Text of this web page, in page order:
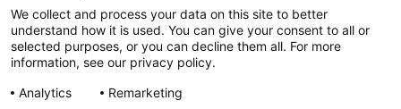
Blue Label
Toermalijnstraat 7, 1812 RL Alkmaar
We collect and process your data on this site to better
understand how it is used. You can give your consent to all or
selected purposes, or you can decline them all. For more
information, see our privacy policy.
Analytics
Remarketing